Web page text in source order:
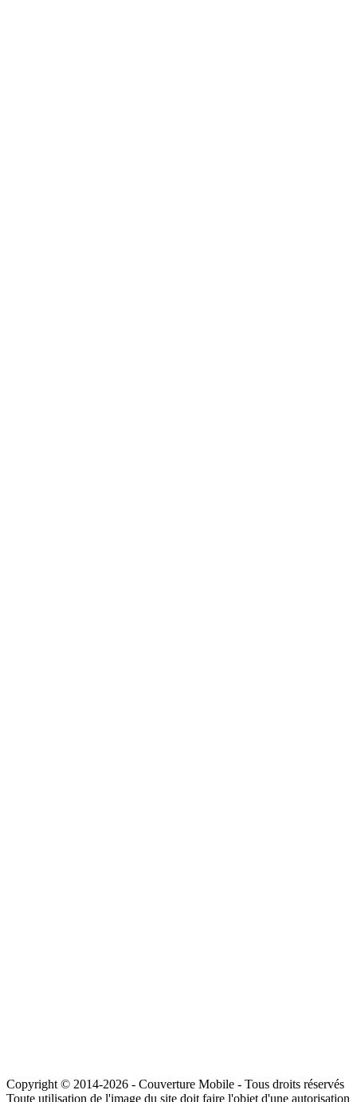
Copyright © 2014-2026 - Couverture Mobile - Tous droits réservés
Toute utilisation de l'image du site doit faire l'objet d'une autorisation